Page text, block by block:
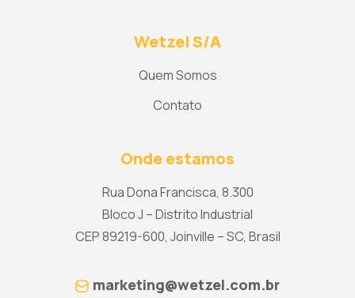
Wetzel S/A
Quem Somos
Contato
Onde estamos
Rua Dona Francisca, 8.300
Bloco J – Distrito Industrial
CEP 89219-600, Joinville – SC, Brasil
marketing@wetzel.com.br